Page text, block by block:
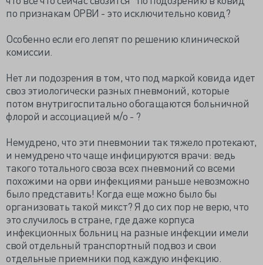
по признакам ОРВИ - это исключительно ковид?
Особенно если его лепят по решению клинической
комиссии.
Нет ли подозрения в том, что под маркой ковида идет
своз этиологически разных пневмоний, которые
потом внутригоспитально обогащаются больничной
флорой и ассоциацией м/о - ?
Немудрено, что эти пневмонии так тяжело протекают,
и немудрено что чаще инфицируются врачи: ведь
такого тотального своза всех пневмоний со всеми
похожими на орви инфекциями раньше невозможно
было представить! Когда еще можно было бы
организовать такой микст? Я до сих пор не верю, что
это случилось в стране, где даже корпуса
инфекционных больниц на разные инфекции имели
свой отдельный транспортный подвоз и свои
отдельные приемники под каждую инфекцию.